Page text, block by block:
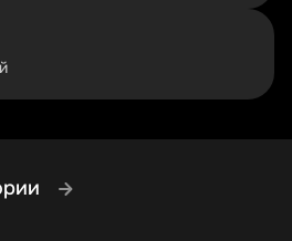
облачное хранилище на Диске,
и другие сервисы. При
расширяется — новые сервисы
Это могут быть